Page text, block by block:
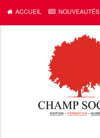
ACCUEIL NOUVEAUTÉS